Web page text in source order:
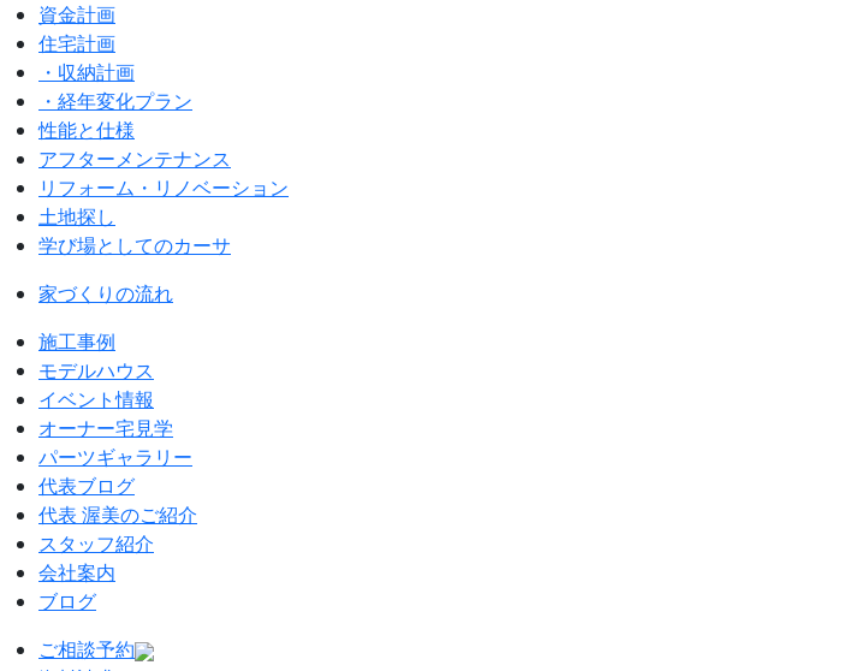
資金計画
住宅計画
・収納計画
・経年変化プラン
性能と仕様
アフターメンテナンス
リフォーム・リノベーション
土地探し
学び場としてのカーサ
家づくりの流れ
施工事例
モデルハウス
イベント情報
オーナー宅見学
パーツギャラリー
代表ブログ
代表 渥美のご紹介
スタッフ紹介
会社案内
ブログ
ご相談予約